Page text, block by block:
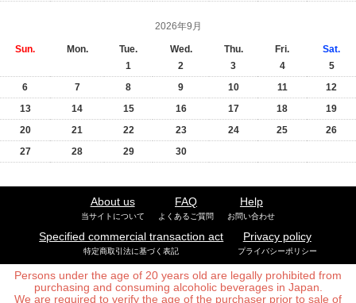
2026年9月
Sun. Mon. Tue. Wed. Thu. Fri.
Sat.
1
2 3 4
5
6
7 8 9 10 11
12
13
14 15 16 17 18
19
20
21 22 23 24 25
26
27
28 29 30
About us
当サイトについて
FAQ
よくあるご質問
Help
お問い合わせ
Specified commercial transaction act
特定商取引法に基づく表記
Privacy policy
プライバシーポリシー
Persons under the age of 20 years old are legally prohibited from
purchasing and consuming alcoholic beverages in Japan.
We are required to verify the age of the purchaser prior to sale of